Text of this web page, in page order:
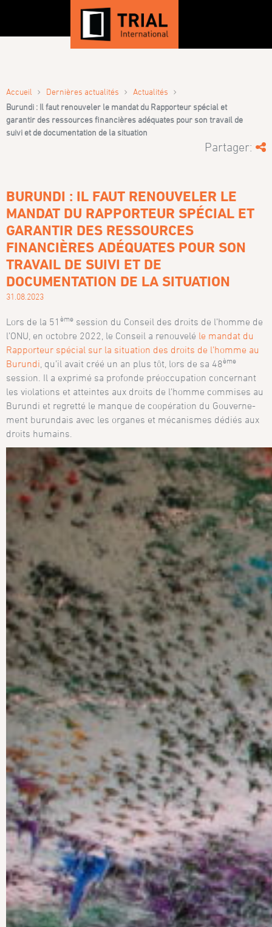
Accueil › Dernières actualités › Actualités ›
Burundi : Il faut renouveler le mandat du Rapporteur spécial et
garantir des ressources financières adéquates pour son travail de
suivi et de documentation de la situation
Partager:
BURUNDI : IL FAUT RENOUVELER LE
MANDAT DU RAPPORTEUR SPÉCIAL ET
GARANTIR DES RESSOURCES
FINANCIÈRES ADÉQUATES POUR SON
TRAVAIL DE SUIVI ET DE
DOCUMENTATION DE LA SITUATION
31.08.2023
Lors de la 51ème session du Conseil des droits de l’homme de
l’ONU, en octobre 2022, le Conseil a renouve­lé le mandat du
Rapporteur spécial sur la situation des droits de l’homme au
Burundi , qu’il avait créé un an plus tôt, lors de sa 48ème
session. Il a exprimé sa profonde préoccupation concernant
les violations et atteintes aux droits de l’homme commises au
Burundi et regretté le manque de coopération du Gouver­ne­
ment burundais avec les organes et mécanismes dédiés aux
droits humains.